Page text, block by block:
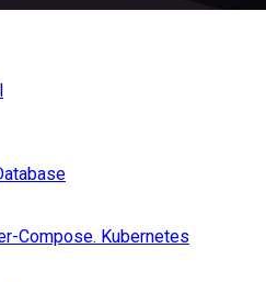
Compose. Kubernetes